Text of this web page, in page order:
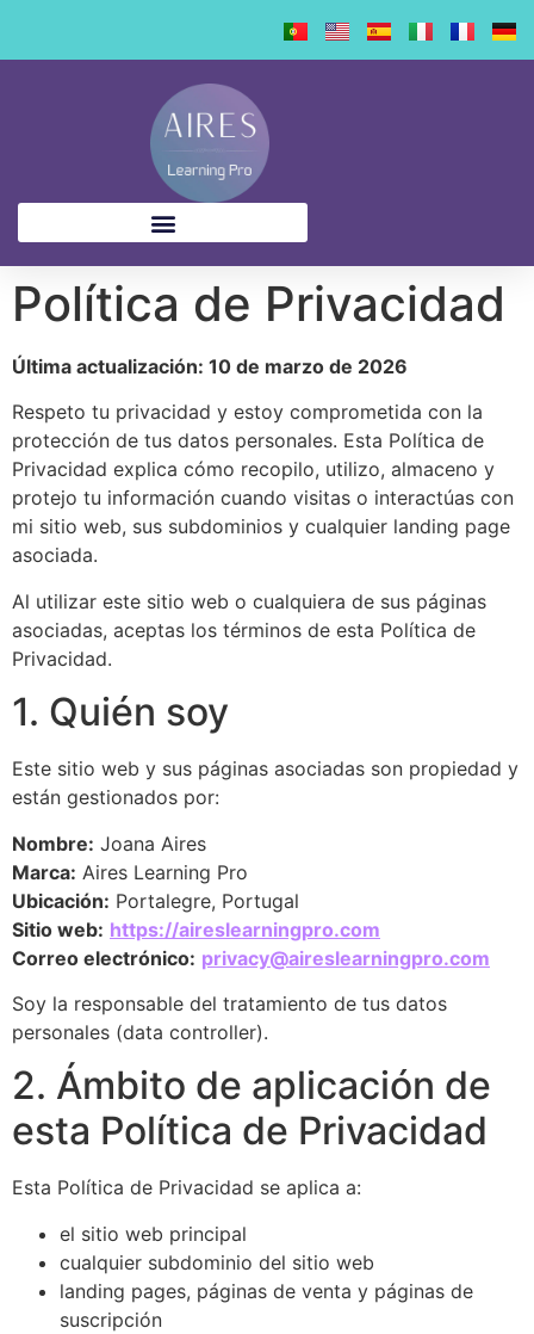
Política de Privacidad
Última actualización: 10 de marzo de 2026
Respeto tu privacidad y estoy comprometida con la
protección de tus datos personales. Esta Política de
Privacidad explica cómo recopilo, utilizo, almaceno y
protejo tu información cuando visitas o interactúas con
mi sitio web, sus subdominios y cualquier landing page
asociada.
Al utilizar este sitio web o cualquiera de sus páginas
asociadas, aceptas los términos de esta Política de
Privacidad.
1. Quién soy
Este sitio web y sus páginas asociadas son propiedad y
están gestionados por:
Nombre: Joana Aires
Marca: Aires Learning Pro
Ubicación: Portalegre, Portugal
Sitio web: https://aireslearningpro.com
Correo electrónico: privacy@aireslearningpro.com
Soy la responsable del tratamiento de tus datos
personales (data controller).
2. Ámbito de aplicación de
esta Política de Privacidad
Esta Política de Privacidad se aplica a:
el sitio web principal
cualquier subdominio del sitio web
landing pages, páginas de venta y páginas de
suscripción